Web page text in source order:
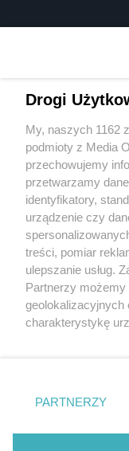
Wydawca mediów
Nie zapomnij
zapoznać się z:
polityką
Twojemiasto
Piekary Śląskie
Chorzów
Tarnowskie Góry
Gliwice
Drogi
My, naszych 1162
podmioty z Media
przechowujemy
przetwarzamy
identyfikatory,
urządzenie czy
treści, pomiar
ulepszanie usług.
Partnerzy możemy
geolokalizacyjnych
charakterystykę
zmienić/wycofać
znajdujący się w
rodzaje
użytkownika, ale
PARTNERZY